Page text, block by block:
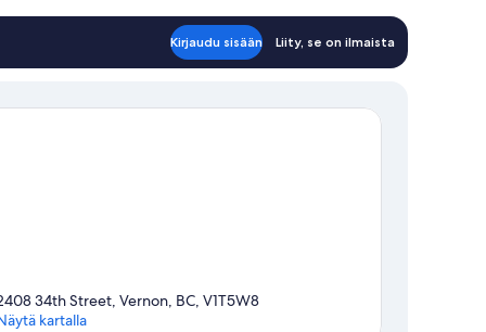
Kirjaudu sisään Liity, se on ilmaista
34th Street, Vernon, BC, V1T5W8
kartalla